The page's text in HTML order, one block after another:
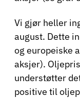
Vi gjør heller
august. Dette
og europeiske
aksjer).
understøtter
positive til